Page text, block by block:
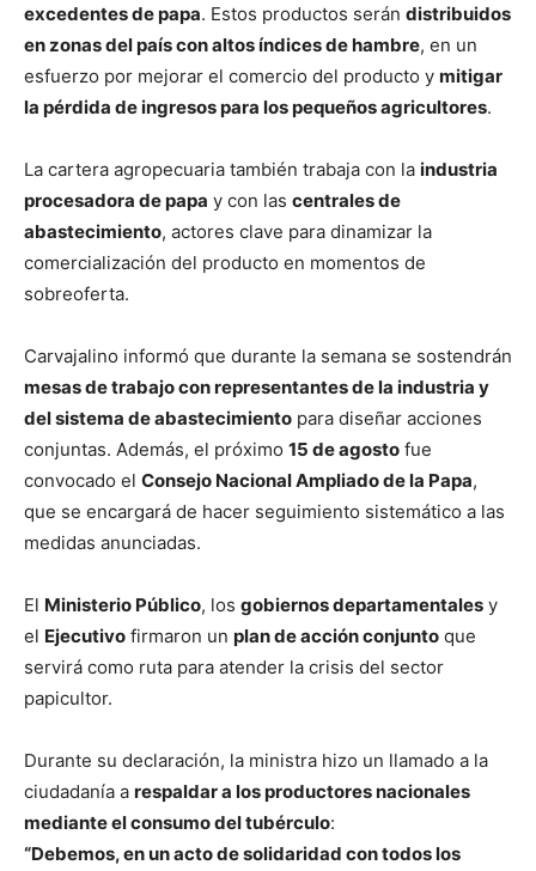
excedentes de papa. Estos productos serán distribuidos
en zonas del país con altos índices de hambre, en un
esfuerzo por mejorar el comercio del producto y mitigar
la pérdida de ingresos para los pequeños agricultores.
La cartera agropecuaria también trabaja con la industria
procesadora de papa y con las centrales de
abastecimiento, actores clave para dinamizar la
comercialización del producto en momentos de
sobreoferta.
Carvajalino informó que durante la semana se sostendrán
mesas de trabajo con representantes de la industria y
del sistema de abastecimiento para diseñar acciones
conjuntas. Además, el próximo 15 de agosto fue
convocado el Consejo Nacional Ampliado de la Papa,
que se encargará de hacer seguimiento sistemático a las
medidas anunciadas.
El Ministerio Público, los gobiernos departamentales y
el Ejecutivo firmaron un plan de acción conjunto que
servirá como ruta para atender la crisis del sector
papicultor.
Durante su declaración, la ministra hizo un llamado a la
ciudadanía a respaldar a los productores nacionales
mediante el consumo del tubérculo:
“Debemos, en un acto de solidaridad con todos los